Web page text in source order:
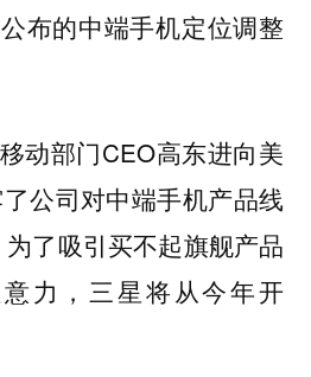
布的中端手机定位调整
动部门CEO高东进向美
公司对中端手机产品线
了吸引买不起旗舰产品
力，三星将从今年开